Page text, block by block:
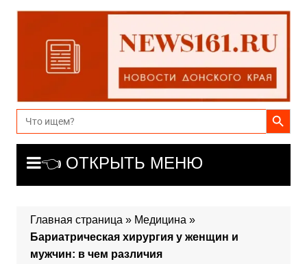
Перейти
содержимому
Search
for:
Search Button
👈 ОТКРЫТЬ МЕНЮ
Главная страница » Медицина »
Бариатрическая хирургия у женщин и
мужчин: в чем различия